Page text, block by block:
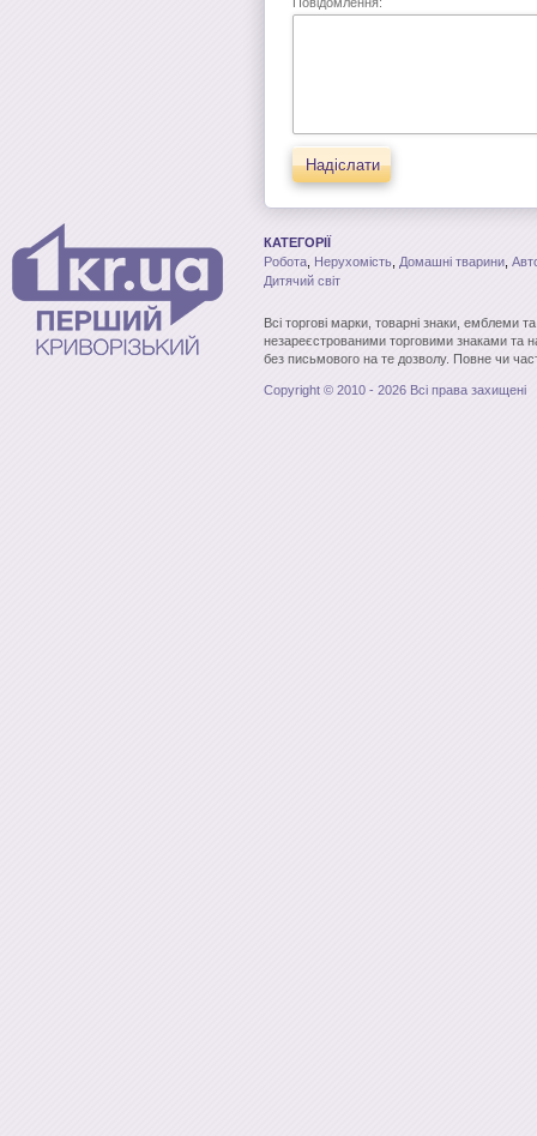
Надіслати
КАТЕГОРІЇ
Робота Нерухомість Домашні тварини
Дитячий світ
Всі торгові марки, товарні знаки, емблеми
незареєстрованими торговими знаками та
без письмового на те дозволу. Повне чи
Copyright © 2010 - 2026 Всі права захищені